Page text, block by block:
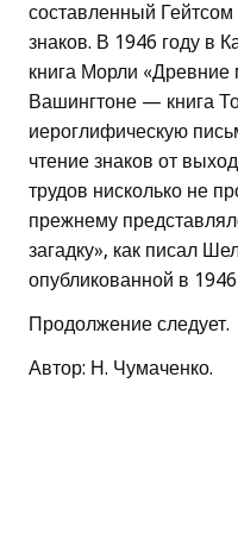
составленный
знаков. В 1946 году в
книга Морли «Древние
Вашингтоне — книга
иероглифическую
чтение знаков от
трудов нисколько не
прежнему
загадку», как писал
опубликованной в 1946
Продолжение следует.
Автор: Н. Чумаченко.